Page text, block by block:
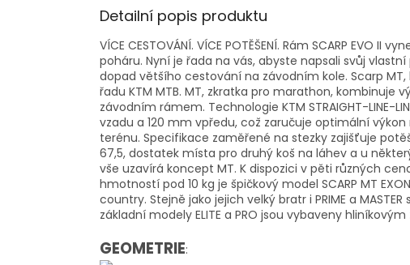
Detailní popis produktu
VÍCE CESTOVÁNÍ. VÍCE POTĚŠENÍ. Rám SCARP EVO II
poháru. Nyní je řada na vás, abyste napsali svůj vlastní
dopad většího cestování na závodním kole. Scarp
řadu KTM MTB. MT, zkratka pro marathon, kombinuje
závodním rámem. Technologie KTM STRAIGHT-LINE-
vzadu a 120 mm vpředu, což zaručuje optimální
terénu. Specifikace zaměřené na stezky zajišťuje
67,5, dostatek místa pro druhý koš na láhev a u
vše uzavírá koncept MT. K dispozici v pěti různých
hmotností pod 10 kg je špičkový model SCARP MT
country. Stejně jako jejich velký bratr i PRIME a
základní modely ELITE a PRO jsou vybaveny
GEOMETRIE: